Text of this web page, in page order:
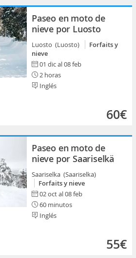
Paseo en moto de
nieve por Luosto
Luosto (Luosto)
Forfaits y
nieve
01 dic al 08 feb
2 horas
Inglés
60€
Paseo en moto de
nieve por Saariselkä
Saariselka (Saariselka)
Forfaits y nieve
02 oct al 08 feb
60 minutos
Inglés
55€